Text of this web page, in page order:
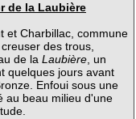
de la Laubière
et Charbillac, commune
des trous,
de la Laubière, un
quelques jours avant
Enfoui sous une
au beau milieu d'une